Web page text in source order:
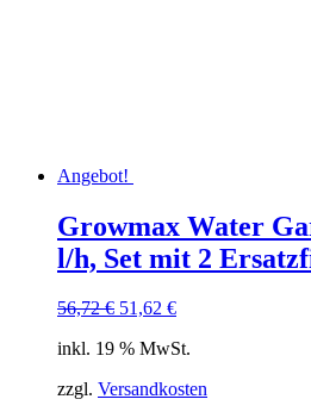
Angebot!
Growmax Water
l/h, Set mit 2
56,72€ Ursprünglicher
war:
51,62 €Aktueller
ist:
inkl. 19 % MwSt.
zzgl. Versandkosten